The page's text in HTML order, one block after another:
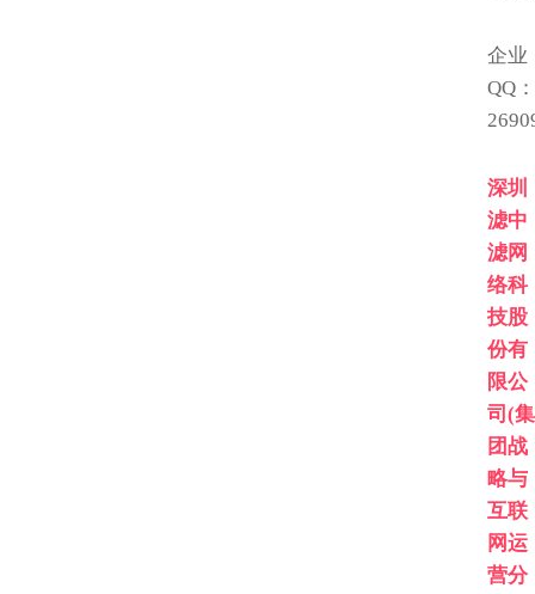
企业
QQ：
深圳
滤中
滤网
络科
技股
份有
限公
司(集
团战
略与
互联
网运
营分